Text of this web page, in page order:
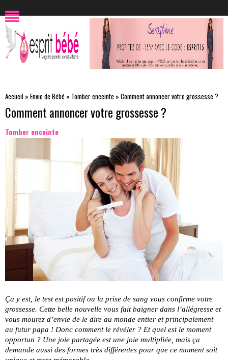
Accueil » Envie de Bébé » Tomber enceinte » Comment annoncer votre grossesse ?
Comment annoncer votre grossesse ?
Tomber enceinte
Ça y est, le test est positif ou la prise de sang vous confirme votre
grossesse. Cette belle nouvelle vous fait baigner dans l’allégresse et
vous mourez d’envie de le dire au monde entier et principalement
au futur papa ! Donc comment le révéler ? Et quel est le moment
opportun ? Une joie partagée est une joie multipliée, mais ça
demande aussi des formes très différentes pour que ce moment soit